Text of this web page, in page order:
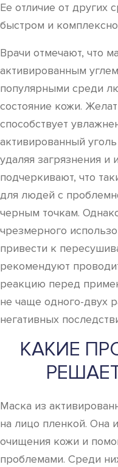
Ее отличие от других
быстром и
Врачи отмечают, что
активированным
популярными среди
состояние кожи.
способствует
активированный
удаляя загрязнения
подчеркивают, что
для людей с
черным точкам.
чрезмерного
привести к
рекомендуют
реакцию перед
не чаще одного-двух
негативных
КАКИЕ
Маска из
на лицо пленкой. Она
очищения кожи и
проблемами. Среди